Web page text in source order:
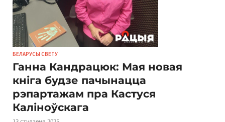
БЕЛАРУСЫ СВЕТУ
Ганна Кандрацюк: Мая новая
кніга будзе пачынацца
рэпартажам пра Кастуся
Каліноўскага